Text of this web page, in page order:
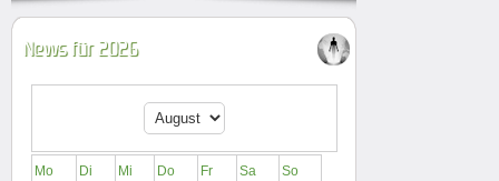
News für 2026
Mo Di Mi Do Fr Sa
So